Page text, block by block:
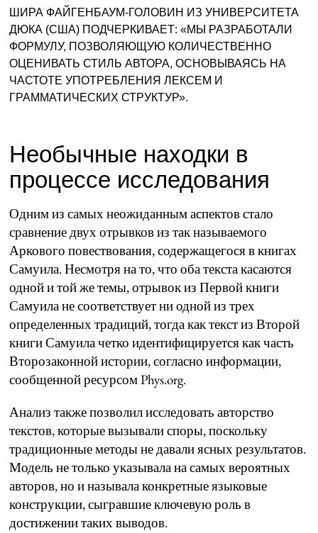
ШИРА ФАЙГЕНБАУМ-ГОЛОВИН ИЗ УНИВЕРСИТЕТА
ДЮКА (США) ПОДЧЕРКИВАЕТ: «МЫ РАЗРАБОТАЛИ
ФОРМУЛУ, ПОЗВОЛЯЮЩУЮ КОЛИЧЕСТВЕННО
ОЦЕНИВАТЬ СТИЛЬ АВТОРА, ОСНОВЫВАЯСЬ НА
ЧАСТОТЕ УПОТРЕБЛЕНИЯ ЛЕКСЕМ И
ГРАММАТИЧЕСКИХ СТРУКТУР».
Необычные находки в
процессе исследования
Одним из самых неожиданным аспектов стало
сравнение двух отрывков из так называемого
Аркового повествования, содержащегося в книгах
Самуила. Несмотря на то, что оба текста касаются
одной и той же темы, отрывок из Первой книги
Самуила не соответствует ни одной из трех
определенных традиций, тогда как текст из Второй
книги Самуила четко идентифицируется как часть
Второзаконной истории, согласно информации,
сообщенной ресурсом Phys.org.
Анализ также позволил исследовать авторство
текстов, которые вызывали споры, поскольку
традиционные методы не давали ясных результатов.
Модель не только указывала на самых вероятных
авторов, но и называла конкретные языковые
конструкции, сыгравшие ключевую роль в
достижении таких выводов.